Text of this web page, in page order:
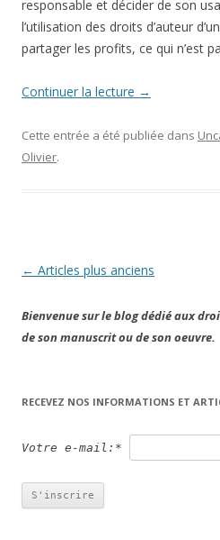
responsable et décider de son
l’utilisation des droits d’auteur
partager les profits, ce qui n’est
Continuer la lecture →
Cette entrée a été publiée dans
Olivier.
Navigation
articles
← Articles plus anciens
Bienvenue sur le blog dédié aux
de son manuscrit ou de son oeuvre.
RECEVEZ NOS INFORMATIONS ET
Votre e-mail:*